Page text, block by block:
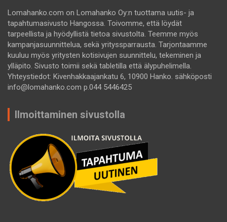
Lomahanko.com on Lomahanko Oy:n tuottama uutis- ja
tapahtumasivusto Hangossa. Toivomme, että löydät
tarpeellista ja hyödyllistä tietoa sivustolta. Teemme myös
kampanjasuunnittelua, sekä yrityssparrausta. Tarjontaamme
kuuluu myös yritysten kotisivujen suunnittelu, tekeminen ja
ylläpito. Sivusto toimii sekä tabletilla että älypuhelimella.
Yhteystiedot: Kivenhakkaajankatu 6, 10900 Hanko. sähköposti
info@lomahanko.com p.044 5446425
Ilmoittaminen sivustolla